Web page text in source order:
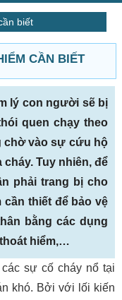
biết
CẦN BIẾT
lý con người sẽ bị
quen chạy theo
chờ vào sự cứu hộ
Tuy nhiên, để
phải trang bị cho
cần thiết để bảo vệ
bằng các dụng
hiểm,…
sự cố cháy nổ tại
khó. Bởi với lối kiến